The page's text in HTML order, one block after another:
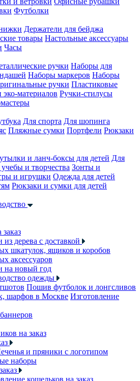
Футболки
Держатели для бейджа
товары Настольные аксессуары
Часы
ручки Наборы для
Наборы маркеров Наборы
ручки Пластиковые
эко-материалов Ручки-стилусы
Для спорта Для шопинга
Пляжные сумки Портфели Рюкзаки
и ланч-боксы для детей Для
и творчества Зонты и
и игрушки Одежда для детей
Рюкзаки и сумки для детей
дерева с доставкой
шкатулок, ящиков и коробов
аксессуаров
на новый год
одежды
Пошив футболок и лонгсливов
шарфов в Москве Изготовление
на заказ
и пряники с логотипом
наборы
кошельков на заказ